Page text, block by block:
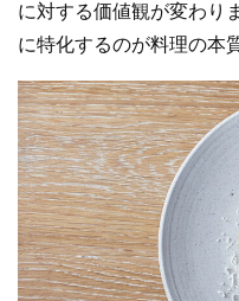
に対する価値観が変わり
に特化するのが料理の本